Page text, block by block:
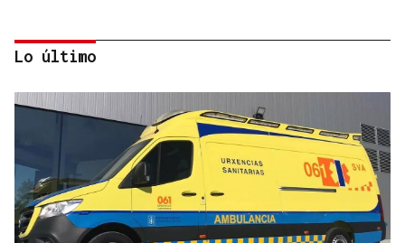
ESPACIO SCHENGEN
Lo último